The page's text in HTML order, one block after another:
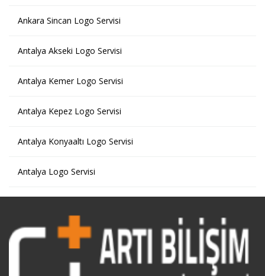
Ankara Sincan Logo Servisi
Antalya Akseki Logo Servisi
Antalya Kemer Logo Servisi
Antalya Kepez Logo Servisi
Antalya Konyaaltı Logo Servisi
Antalya Logo Servisi
Ardahan Logo Servisi
Artvin Logo Servisi